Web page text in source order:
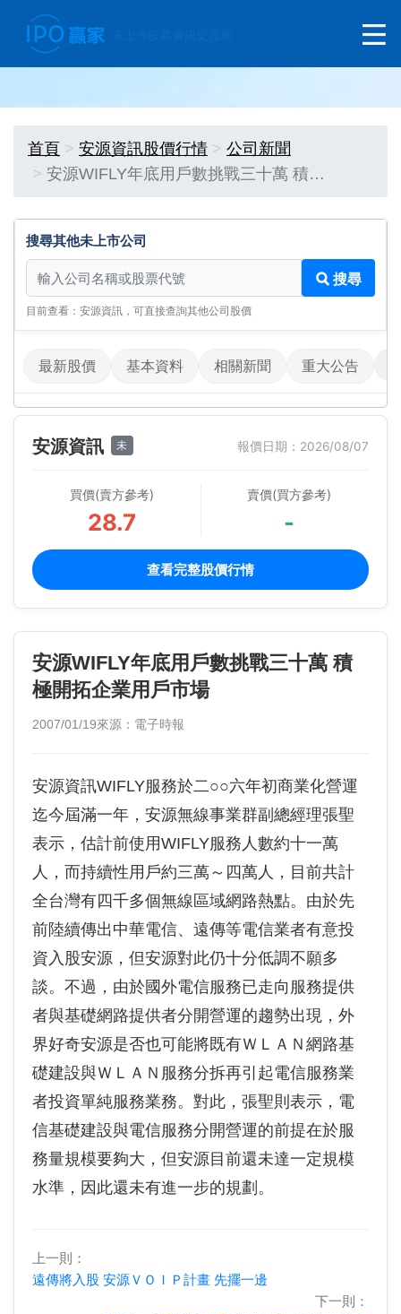
首頁 安源資訊股價行情
公司新聞
安源WIFLY年底用戶數挑戰三十萬 積…
搜尋其他未上市公司
搜尋其他未上市公司
搜尋
目前查看：安源資訊，可直接查詢其他公司股價
最新股價 基本資料 相關新聞 重大公告
安源資訊 未 報價日期：2026/08/07
買價(賣方參考)
28.7
賣價(買方參考)
-
查看完整股價行情
安源WIFLY年底用戶數挑戰三十萬 積
極開拓企業用戶市場
2007/01/19來源：電子時報
安源資訊WIFLY服務於二○○六年初商業化營運
迄今屆滿一年，安源無線事業群副總經理張聖
表示，估計前使用WIFLY服務人數約十一萬
人，而持續性用戶約三萬～四萬人，目前共計
全台灣有四千多個無線區域網路熱點。由於先
前陸續傳出中華電信、遠傳等電信業者有意投
資入股安源，但安源對此仍十分低調不願多
談。不過，由於國外電信服務已走向服務提供
者與基礎網路提供者分開營運的趨勢出現，外
界好奇安源是否也可能將既有ＷＬＡＮ網路基
礎建設與ＷＬＡＮ服務分拆再引起電信服務業
者投資單純服務業務。對此，張聖則表示，電
信基礎建設與電信服務分開營運的前提在於服
務量規模要夠大，但安源目前還未達一定規模
水準，因此還未有進一步的規劃。
上一則：
遠傳將入股 安源ＶＯＩＰ計畫 先擺一邊
下一則：